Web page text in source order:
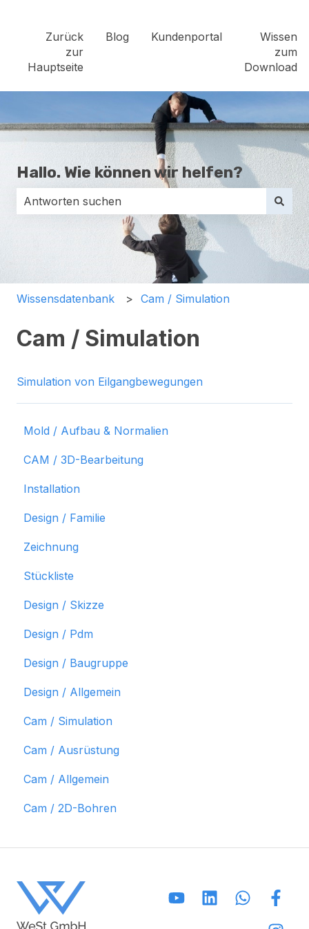
Zurück
zur
Hauptseite
Blog Kundenportal
Wissen
zum
Download
Hallo. Wie können wir helfen?
Es gibt keine Vorschläge, da das Suchfeld leer ist.
Wissensdatenbank Cam / Simulation
Cam / Simulation
Simulation von Eilgangbewegungen
Mold / Aufbau & Normalien
CAM / 3D-Bearbeitung
Installation
Design / Familie
Zeichnung
Stückliste
Design / Skizze
Design / Pdm
Design / Baugruppe
Design / Allgemein
Cam / Simulation
Cam / Ausrüstung
Cam / Allgemein
Cam / 2D-Bohren